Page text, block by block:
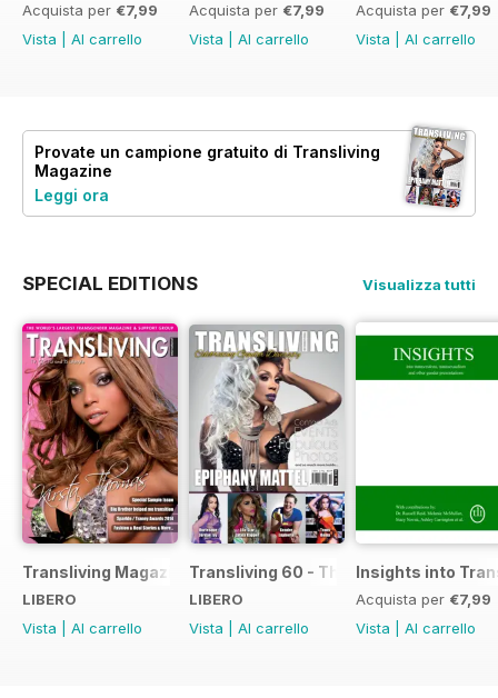
Acquista per €7,99
Vista
Al carrello
Acquista per €7,99
Vista
Al carrello
Acquista per €7,99
Vista
Al carrello
Provate un campione gratuito di Transliving
Magazine
Leggi ora
SPECIAL EDITIONS Visualizza tutti
Transliving Magazine FREE Sample Issue
LIBERO
Vista
Al carrello
Transliving 60 - The Ultimate
LIBERO
Vista
Al carrello
Insights into
Acquista per €7,99
Vista
Al carrello